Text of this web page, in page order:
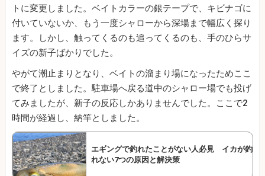
トに変更しました。ベイトカラーの銀テープで、キビナゴに
付いていないか、もう一度シャローから深場まで幅広く探り
ます。しかし、触ってくるのも追ってくるのも、手のひらサ
イズの新子ばかりでした。
やがて潮止まりとなり、ベイトの溜まり場になったためここ
で終了としました。駐車場へ戻る道中のシャロー場でも投げ
てみましたが、新子の反応しかありませんでした。ここで2
時間が経過し、納竿としました。
エギングで釣れたことがない人必見 イカが釣
れない7つの原因と解決策